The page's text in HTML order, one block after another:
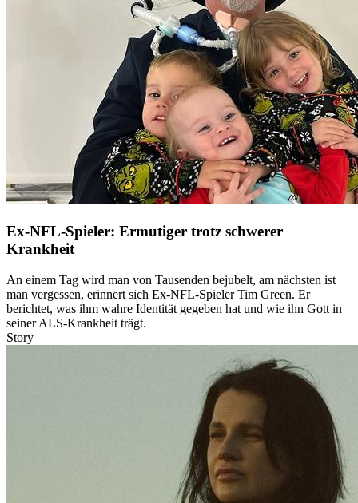
Ex-NFL-Spieler: Ermutiger trotz schwerer
Krankheit
An einem Tag wird man von Tausenden bejubelt, am nächsten ist
man vergessen, erinnert sich Ex-NFL-Spieler Tim Green. Er
berichtet, was ihm wahre Identität gegeben hat und wie ihn Gott in
seiner ALS-Krankheit trägt.
Story